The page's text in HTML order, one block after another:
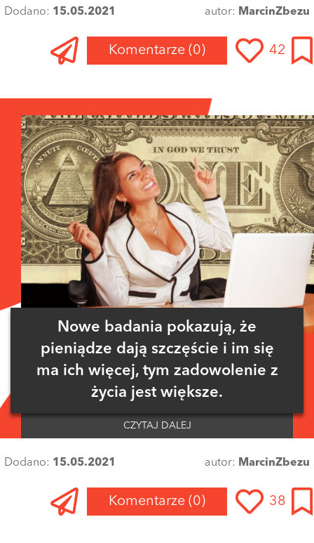
Dodano: 15.05.2021 autor: MarcinZbezu
Komentarze (0) 42
Nowe badania pokazują, że
pieniądze dają szczęście i im się
ma ich więcej, tym zadowolenie z
życia jest większe.
CZYTAJ DALEJ
Dodano: 15.05.2021 autor: MarcinZbezu
Komentarze (0) 38